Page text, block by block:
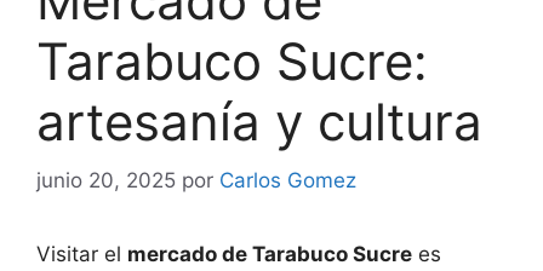
Tarabuco Sucre:
artesanía y cultura
junio 20, 2025 por Carlos Gomez
Visitar el mercado de Tarabuco Sucre es